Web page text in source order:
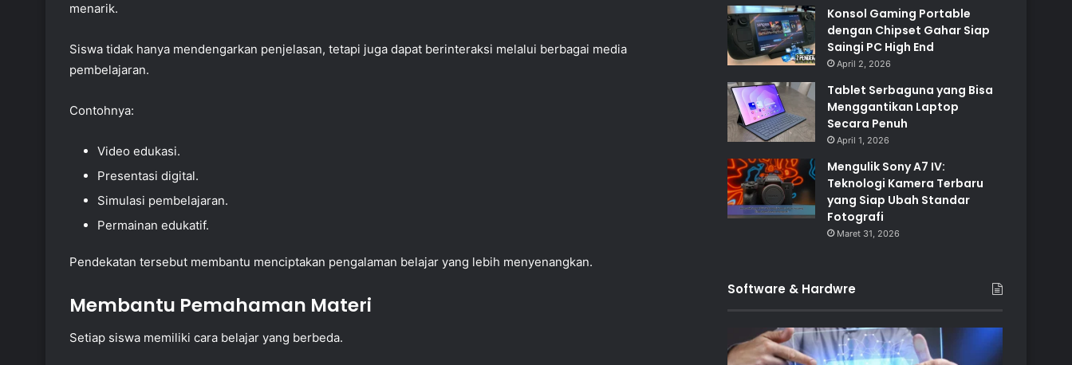
menarik.
Siswa tidak hanya mendengarkan penjelasan, tetapi juga dapat berinteraksi melalui berbagai media
pembelajaran.
Contohnya:
Video edukasi.
Presentasi digital.
Simulasi pembelajaran.
Permainan edukatif.
Pendekatan tersebut membantu menciptakan pengalaman belajar yang lebih menyenangkan.
Membantu Pemahaman Materi
Setiap siswa memiliki cara belajar yang berbeda.
Konsol Gaming Portable
dengan Chipset Gahar Siap
Saingi PC High End
April 2, 2026
Tablet Serbaguna yang Bisa
Menggantikan Laptop
Secara Penuh
April 1, 2026
Mengulik Sony A7 IV:
Teknologi Kamera Terbaru
yang Siap Ubah Standar
Fotografi
Maret 31, 2026
Software & Hardwre